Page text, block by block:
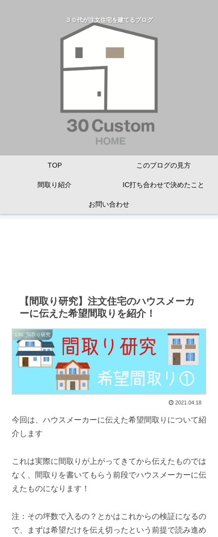
３０代が注文住宅を建てるブログ
TOP このブログの見方
間取り紹介 IC打ち合わせで決めたこと
お問い合わせ
【間取り研究】注文住宅のハウスメーカ
ーに伝えた希望間取りを紹介！
130_間取り研究
2021.04.18
今回は、ハウスメーカーに伝えた希望間取りについて紹
介します
これは実際に間取りが上がってきてから伝えたものでは
なく、間取りを書いてもらう前段でハウスメーカーに伝
えたものになります！
注：その坪数で入るの？とかはこれからの検証になるの
で、まずは希望だけを伝え切ったという前提で読み進め